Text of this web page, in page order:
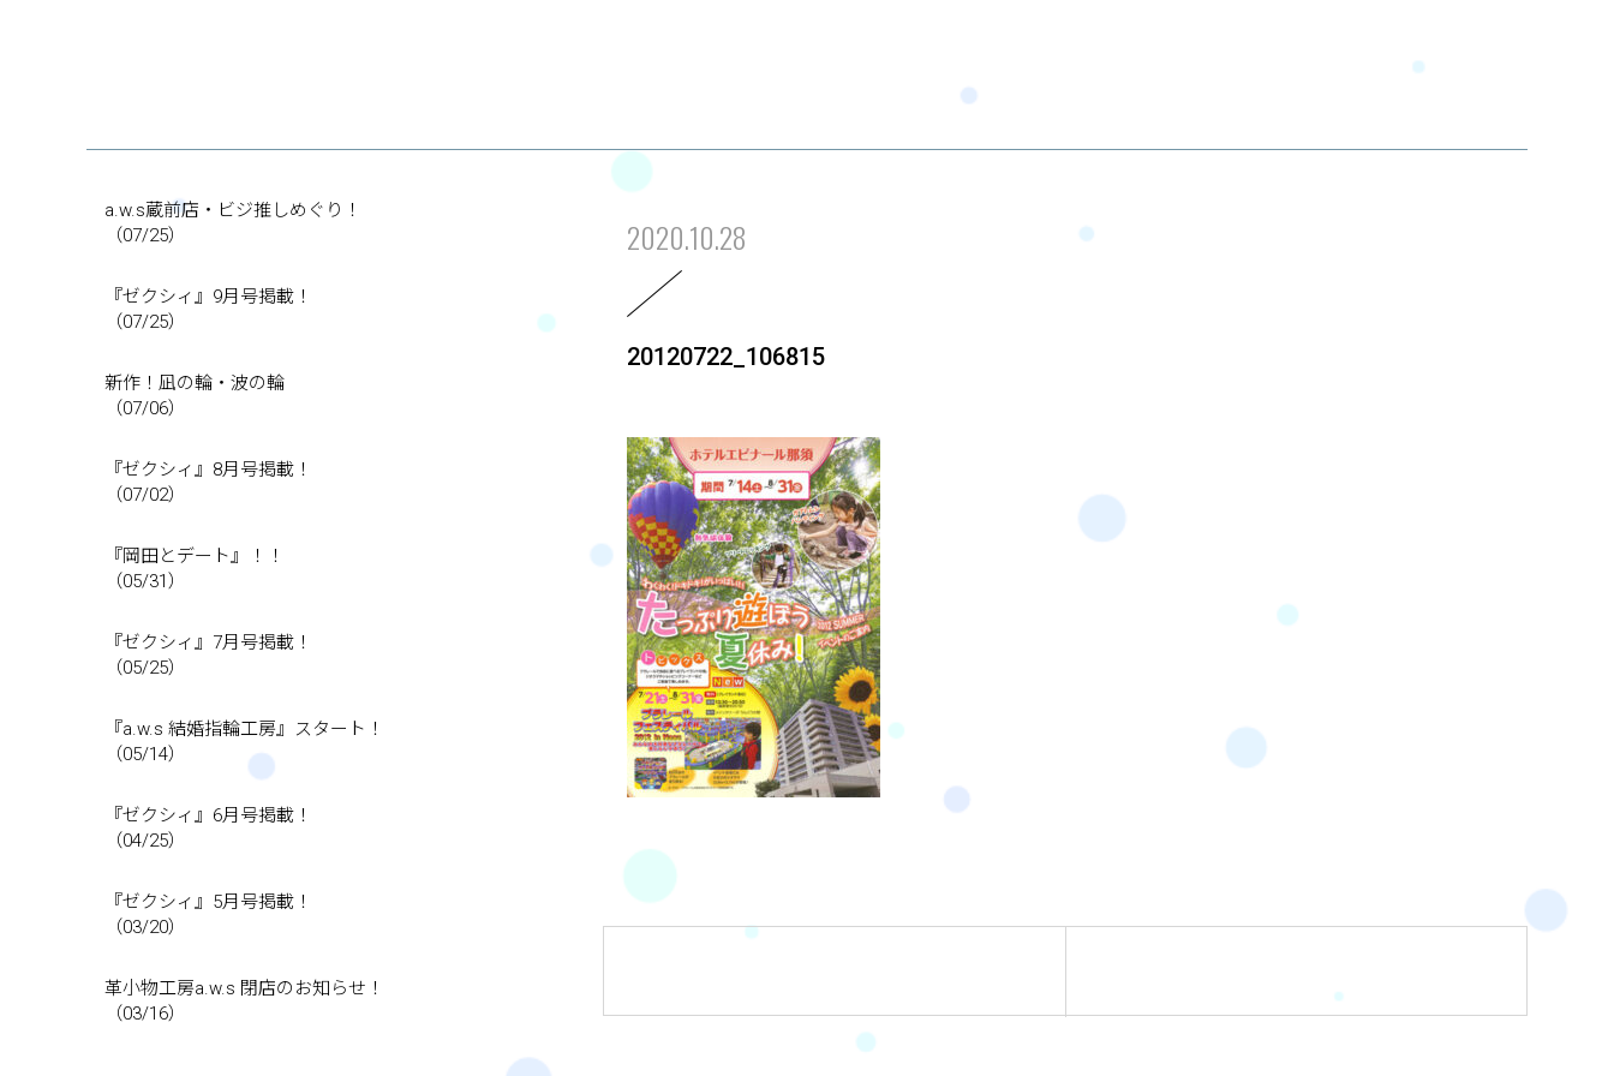
2020.10.28
20120722_106815
a.w.s蔵前店・ビジ推しめぐり！
（07/25）
『ゼクシィ』9月号掲載！
（07/25）
新作！凪の輪・波の輪
（07/06）
『ゼクシィ』8月号掲載！
（07/02）
『岡田とデート』！！
（05/31）
『ゼクシィ』7月号掲載！
（05/25）
『a.w.s 結婚指輪工房』スタート！
（05/14）
『ゼクシィ』6月号掲載！
（04/25）
『ゼクシィ』5月号掲載！
（03/20）
革小物工房a.w.s 閉店のお知らせ！
（03/16）